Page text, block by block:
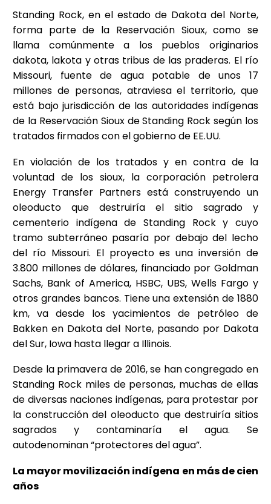
Standing Rock, en el estado de Dakota del Norte,
forma parte de la Reservación Sioux, como se
llama comúnmente a los pueblos originarios
dakota, lakota y otras tribus de las praderas. El río
Missouri, fuente de agua potable de unos 17
millones de personas, atraviesa el territorio, que
está bajo jurisdicción de las autoridades indígenas
de la Reservación Sioux de Standing Rock según los
tratados firmados con el gobierno de EE.UU.
En violación de los tratados y en contra de la
voluntad de los sioux, la corporación petrolera
Energy Transfer Partners está construyendo un
oleoducto que destruiría el sitio sagrado y
cementerio indígena de Standing Rock y cuyo
tramo subterráneo pasaría por debajo del lecho
del río Missouri. El proyecto es una inversión de
3.800 millones de dólares, financiado por Goldman
Sachs, Bank of America, HSBC, UBS, Wells Fargo y
otros grandes bancos. Tiene una extensión de 1880
km, va desde los yacimientos de petróleo de
Bakken en Dakota del Norte, pasando por Dakota
del Sur, Iowa hasta llegar a Illinois.
Desde la primavera de 2016, se han congregado en
Standing Rock miles de personas, muchas de ellas
de diversas naciones indígenas, para protestar por
la construcción del oleoducto que destruiría sitios
sagrados y contaminaría el agua. Se
autodenominan “protectores del agua”.
La mayor movilización indígena en más de cien
años